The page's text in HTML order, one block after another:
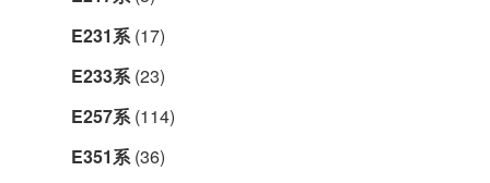
E231系(17)
E233系(23)
E257系(114)
E351系(36)